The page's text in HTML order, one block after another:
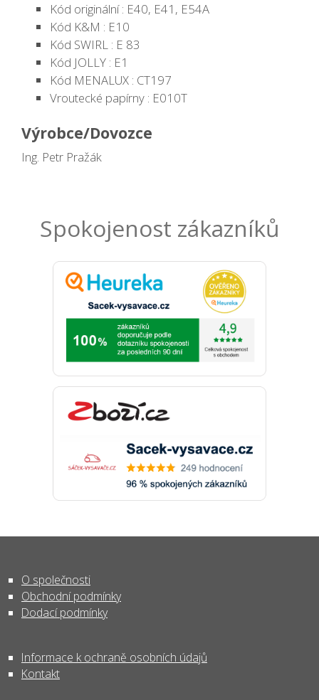
Kód originální : E40, E41, E54A
Kód K&M : E10
Kód SWIRL : E 83
Kód JOLLY : E1
Kód MENALUX : CT197
Vroutecké papírny : E010T
Výrobce/Dovozce
Ing. Petr Pražák
Spokojenost zákazníků
O společnosti
Obchodní podmínky
Dodací podmínky
Informace k ochraně osobních údajů
Kontakt